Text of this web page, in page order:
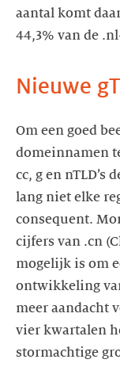
aantal komt
44,3% van de
Nieuwe
Om een goed
domeinnamen
cc, g en nTLD’s
lang niet elke
consequent.
cijfers van .cn
mogelijk is om
ontwikkeling
meer aandacht
vier kwartalen
stormachtige